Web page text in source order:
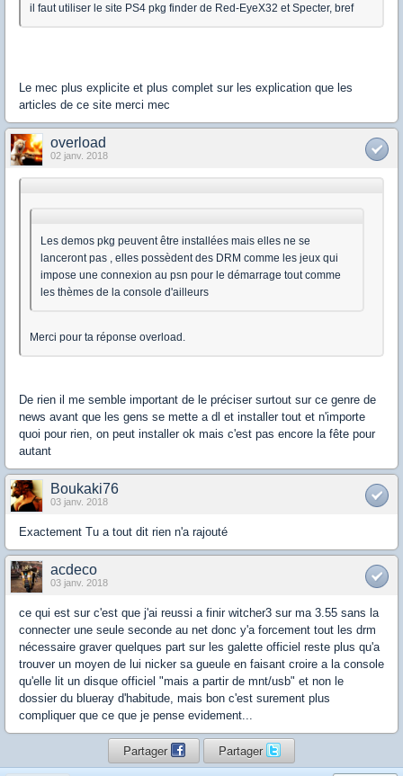
il faut utiliser le site PS4 pkg finder de Red-EyeX32 et Specter, bref
Le mec plus explicite et plus complet sur les explication que les
articles de ce site merci mec
overload
02 janv. 2018
Les demos pkg peuvent être installées mais elles ne se
lanceront pas , elles possèdent des DRM comme les jeux qui
impose une connexion au psn pour le démarrage tout comme
les thèmes de la console d'ailleurs
Merci pour ta réponse overload.
De rien il me semble important de le préciser surtout sur ce genre de
news avant que les gens se mette a dl et installer tout et n'importe
quoi pour rien, on peut installer ok mais c'est pas encore la fête pour
autant
Boukaki76
03 janv. 2018
Exactement Tu a tout dit rien n'a rajouté
acdeco
03 janv. 2018
ce qui est sur c'est que j'ai reussi a finir witcher3 sur ma 3.55 sans la
connecter une seule seconde au net donc y'a forcement tout les drm
nécessaire graver quelques part sur les galette officiel reste plus qu'a
trouver un moyen de lui nicker sa gueule en faisant croire a la console
qu'elle lit un disque officiel "mais a partir de mnt/usb" et non le
dossier du blueray d'habitude, mais bon c'est surement plus
compliquer que ce que je pense evidement...
Partager Partager